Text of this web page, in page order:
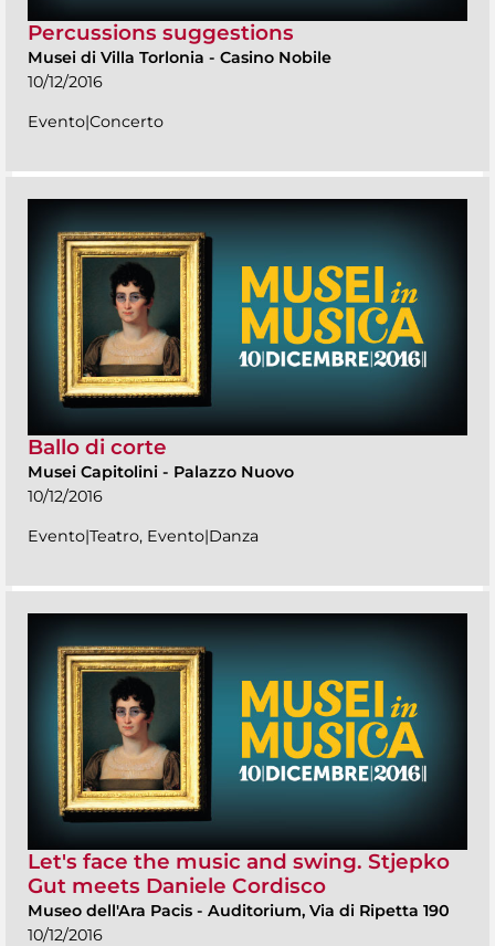
Percussions suggestions
Musei di Villa Torlonia - Casino Nobile
10/12/2016
Evento|Concerto
Ballo di corte
Musei Capitolini - Palazzo Nuovo
10/12/2016
Evento|Teatro, Evento|Danza
Let's face the music and swing. Stjepko
Gut meets Daniele Cordisco
Museo dell'Ara Pacis - Auditorium, Via di Ripetta 190
10/12/2016